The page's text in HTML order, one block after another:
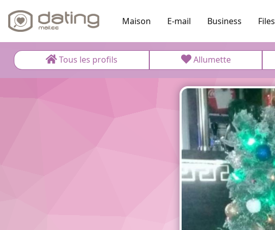
Maison E-mail Business Files
Tous les profils Allumette